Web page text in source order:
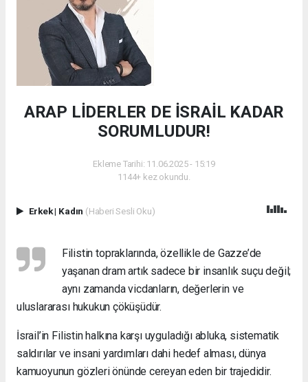
ARAP LİDERLER DE İSRAİL KADAR
SORUMLUDUR!
Ekleme Tarihi: 11.06.2025 - 15:19
1144+ kez okundu.
Erkek| Kadın (Haberi Sesli Oku)
Filistin topraklarında, özellikle de Gazze’de
yaşanan dram artık sadece bir insanlık suçu değil;
aynı zamanda vicdanların, değerlerin ve
uluslararası hukukun çöküşüdür.
İsrail’in Filistin halkına karşı uyguladığı abluka, sistematik
saldırılar ve insani yardımları dahi hedef alması, dünya
kamuoyunun gözleri önünde cereyan eden bir trajedidir.